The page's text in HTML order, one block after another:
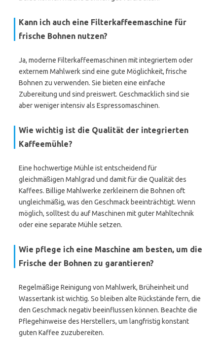
Kann ich auch eine Filterkaffeemaschine für
frische Bohnen nutzen?
Ja, moderne Filterkaffeemaschinen mit integriertem oder
externem Mahlwerk sind eine gute Möglichkeit, frische
Bohnen zu verwenden. Sie bieten eine einfache
Zubereitung und sind preiswert. Geschmacklich sind sie
aber weniger intensiv als Espressomaschinen.
Wie wichtig ist die Qualität der integrierten
Kaffeemühle?
Eine hochwertige Mühle ist entscheidend für
gleichmäßigen Mahlgrad und damit für die Qualität des
Kaffees. Billige Mahlwerke zerkleinern die Bohnen oft
ungleichmäßig, was den Geschmack beeinträchtigt. Wenn
möglich, solltest du auf Maschinen mit guter Mahltechnik
oder eine separate Mühle setzen.
Wie pflege ich eine Maschine am besten, um die
Frische der Bohnen zu garantieren?
Regelmäßige Reinigung von Mahlwerk, Brüheinheit und
Wassertank ist wichtig. So bleiben alte Rückstände fern, die
den Geschmack negativ beeinflussen können. Beachte die
Pflegehinweise des Herstellers, um langfristig konstant
guten Kaffee zuzubereiten.